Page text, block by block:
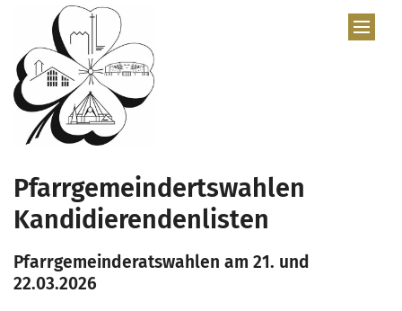
Zum Inhalt springen
Pfarrgemeindertswahlen
Kandidierendenlisten
Pfarrgemeinderatswahlen am 21. und
22.03.2026